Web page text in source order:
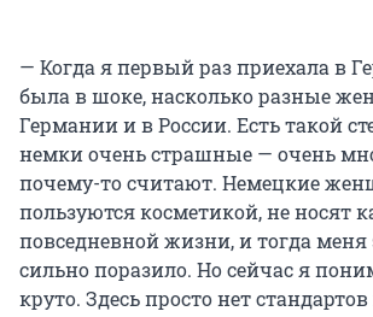
— Когда я первый раз приехала в
была в шоке, насколько разные
Германии и в России. Есть такой
немки очень страшные — очень
почему-то считают. Немецкие
пользуются косметикой, не носят
повседневной жизни, и тогда меня
сильно поразило. Но сейчас я
круто. Здесь просто нет